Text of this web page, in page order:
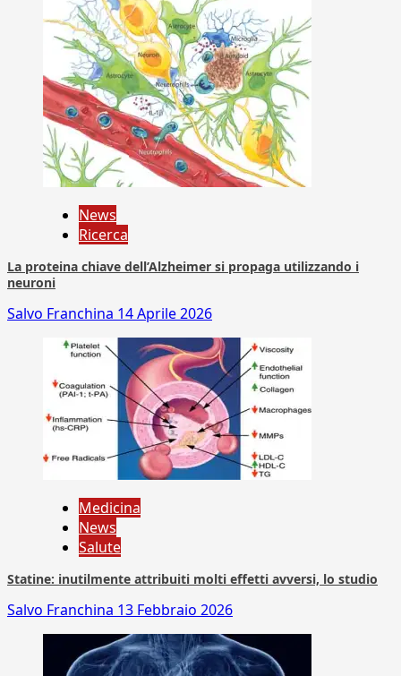
News
Ricerca
La proteina chiave dell’Alzheimer si propaga utilizzando i
neuroni
Salvo Franchina 14 Aprile 2026
Medicina
News
Salute
Statine: inutilmente attribuiti molti effetti avversi, lo studio
Salvo Franchina 13 Febbraio 2026